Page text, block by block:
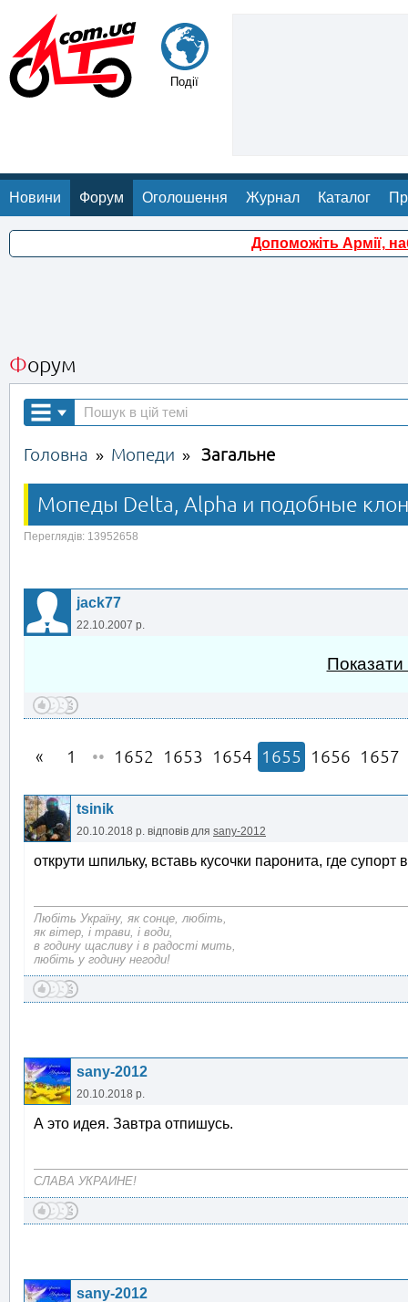
Події
Новини Форум Оголошення Журнал Каталог
Допоможіть Армії,
Форум
Головна » Мопеди » Загальне
Мопеды Delta, Alpha и подобные
Переглядів: 13952658
jack77
22.10.2007 р.
Показати
1 •• 1652 1653 1654 1655 1656 1657
tsinik
20.10.2018 р. відповів для sany-2012
открути шпильку, вставь кусочки паронита, где
Любіть Україну, як сонце, любіть,
як вітер, і трави, і води,
в годину щасливу і в радості мить,
любіть у годину негоди!
sany-2012
20.10.2018 р.
А это идея. Завтра отпишусь.
СЛАВА УКРАИНЕ!
sany-2012